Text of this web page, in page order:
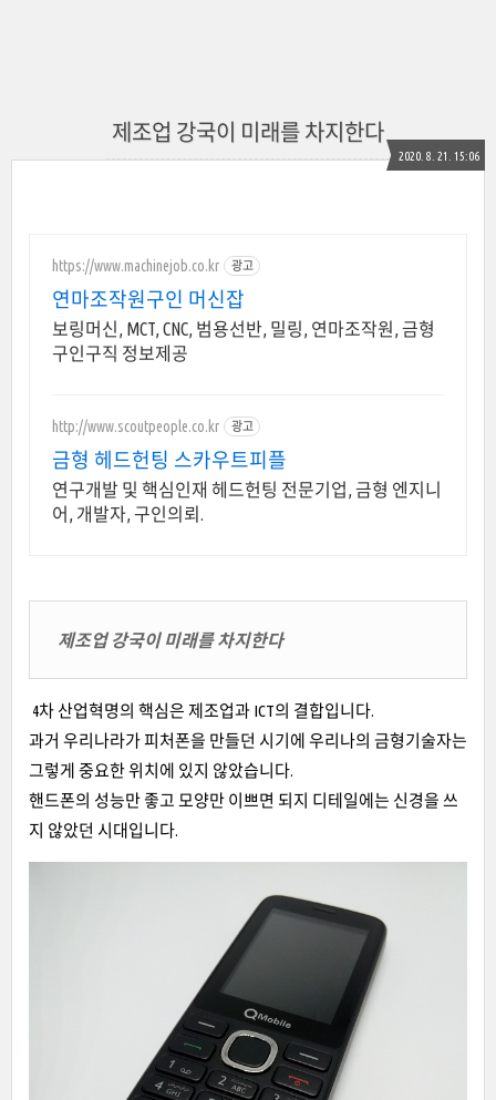
제조업 강국이 미래를 차지한다
2020. 8. 21. 15:06
https://www.machinejob.co.kr 광고
연마조작원구인 머신잡
보링머신, MCT, CNC, 범용선반, 밀링, 연마조작원, 금형
구인구직 정보제공
http://www.scoutpeople.co.kr 광고
금형 헤드헌팅 스카우트피플
연구개발 및 핵심인재 헤드헌팅 전문기업, 금형 엔지니
어, 개발자, 구인의뢰.
제조업 강국이 미래를 차지한다
4차 산업혁명의 핵심은 제조업과 ICT의 결합입니다.
과거 우리나라가 피처폰을 만들던 시기에 우리나의 금형기술자는
그렇게 중요한 위치에 있지 않았습니다.
핸드폰의 성능만 좋고 모양만 이쁘면 되지 디테일에는 신경을 쓰
지 않았던 시대입니다.